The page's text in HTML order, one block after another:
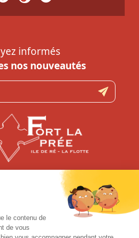
informés
nos nouveautés
à nous contacter
toute question